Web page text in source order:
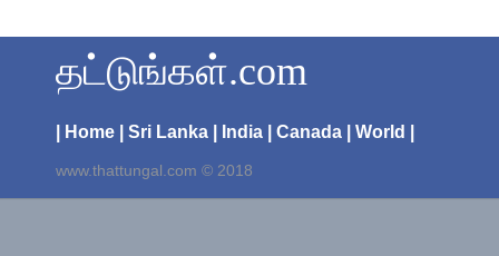
தட்டுங்கள்.com
| Home | Sri Lanka | India | Canada | World |
www.thattungal.com © 2018